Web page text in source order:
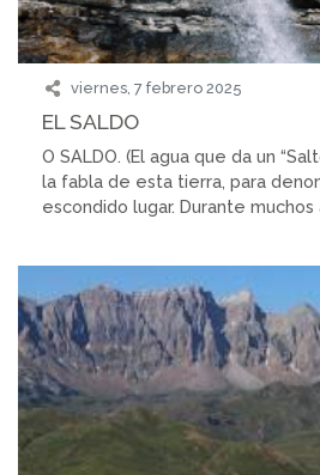
viernes, 7 febrero 2025
EL SALDO
O SALDO. (El agua que da un
la fabla de esta tierra, para
escondido lugar. Durante muchos